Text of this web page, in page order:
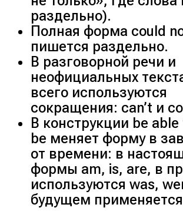
раздельно).
Полная форма could
пишется раздельно.
В разговорной речи и
неофициальных
всего используются
сокращения: can’t и
В конструкции be able
be меняет форму в
от времени: в
формы am, is, are, в
используются was,
будущем